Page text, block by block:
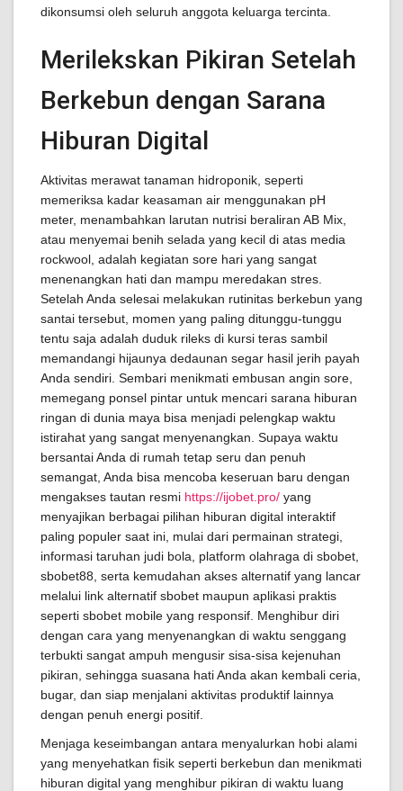
dikonsumsi oleh seluruh anggota keluarga tercinta.
Merilekskan Pikiran Setelah
Berkebun dengan Sarana
Hiburan Digital
Aktivitas merawat tanaman hidroponik, seperti
memeriksa kadar keasaman air menggunakan pH
meter, menambahkan larutan nutrisi beraliran AB Mix,
atau menyemai benih selada yang kecil di atas media
rockwool, adalah kegiatan sore hari yang sangat
menenangkan hati dan mampu meredakan stres.
Setelah Anda selesai melakukan rutinitas berkebun yang
santai tersebut, momen yang paling ditunggu-tunggu
tentu saja adalah duduk rileks di kursi teras sambil
memandangi hijaunya dedaunan segar hasil jerih payah
Anda sendiri. Sembari menikmati embusan angin sore,
memegang ponsel pintar untuk mencari sarana hiburan
ringan di dunia maya bisa menjadi pelengkap waktu
istirahat yang sangat menyenangkan. Supaya waktu
bersantai Anda di rumah tetap seru dan penuh
semangat, Anda bisa mencoba keseruan baru dengan
mengakses tautan resmi https://ijobet.pro/ yang
menyajikan berbagai pilihan hiburan digital interaktif
paling populer saat ini, mulai dari permainan strategi,
informasi taruhan judi bola, platform olahraga di sbobet,
sbobet88, serta kemudahan akses alternatif yang lancar
melalui link alternatif sbobet maupun aplikasi praktis
seperti sbobet mobile yang responsif. Menghibur diri
dengan cara yang menyenangkan di waktu senggang
terbukti sangat ampuh mengusir sisa-sisa kejenuhan
pikiran, sehingga suasana hati Anda akan kembali ceria,
bugar, dan siap menjalani aktivitas produktif lainnya
dengan penuh energi positif.
Menjaga keseimbangan antara menyalurkan hobi alami
yang menyehatkan fisik seperti berkebun dan menikmati
hiburan digital yang menghibur pikiran di waktu luang